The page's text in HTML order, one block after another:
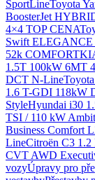
SportLineToyota
BoosterJet
4×4 TOP CENA
Swift ELEGANCE
52k COMFORT
1.5T 100kW 6MT
DCT N-Line
1.6 T-GDI 118kW
StyleHyundai i30
TSI / 110 kW
Business Comfort
LineCitroën C3 1.2
CVT AWD
vozyÚpravy pro